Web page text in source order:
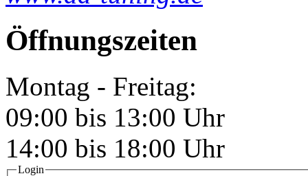
Öffnungszeiten
Montag - Freitag:
09:00 bis 13:00 Uhr
14:00 bis 18:00 Uhr
Login